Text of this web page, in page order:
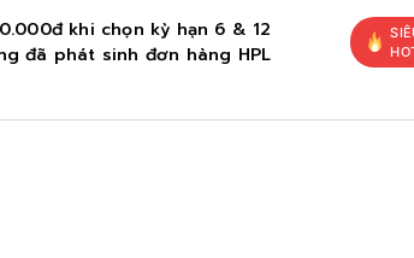
khi chọn kỳ hạn 6 & 12
đã phát sinh đơn hàng HPL